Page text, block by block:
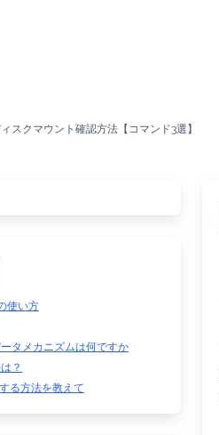
スクマウント確認方法【コマンド3選】
使い方
タメカニズムは何ですか
？
る方法を教えて